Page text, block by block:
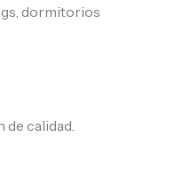
dormitorios
calidad.